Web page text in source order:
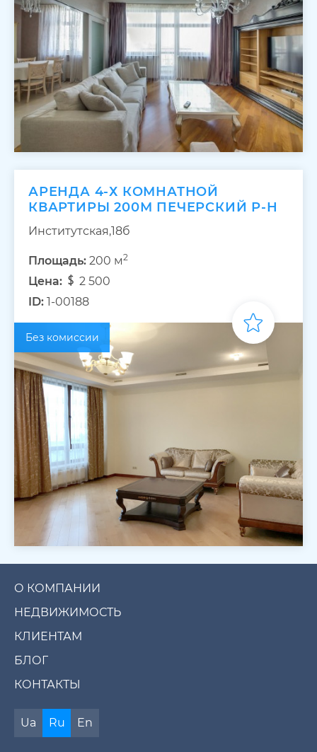
АРЕНДА 4-Х КОМНАТНОЙ
КВАРТИРЫ 200М ПЕЧЕРСКИЙ Р-Н
Институтская,18б
Площадь: 200 м2
Цена:
2 500
ID: 1-00188
Без комиссии
О КОМПАНИИ
НЕДВИЖИМОСТЬ
КЛИЕНТАМ
БЛОГ
КОНТАКТЫ
Ua Ru En